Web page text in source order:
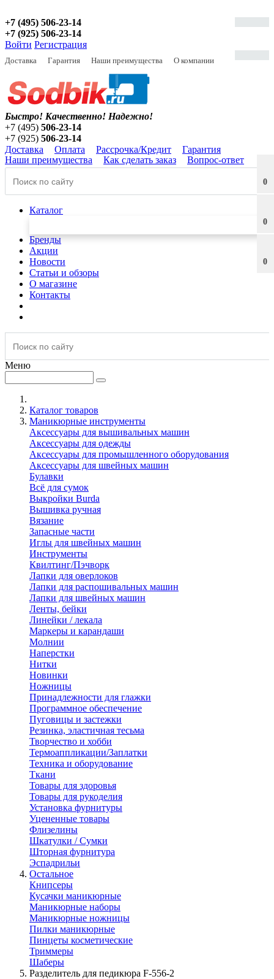
+7 (495) 506-23-14
+7 (925) 506-23-14
Войти Регистрация
Доставка Гарантия Наши преимущества О компании
0
0
0
Быстро! Качественно! Надежно!
+7 (495) 506-23-14
+7 (925) 506-23-14
Доставка
Оплата Рассрочка/Кредит
Гарантия
Наши преимущества
Как сделать заказ Вопрос-ответ
Каталог
Бренды
Акции
Новости
Статьи и обзоры
О магазине
Контакты
Меню
Каталог товаров
Маникюрные инструменты
Аксессуары для вышивальных машин
Аксессуары для одежды
Аксессуары для промышленного оборудования
Аксессуары для швейных машин
Булавки
Всё для сумок
Выкройки Burda
Вышивка ручная
Вязание
Запасные части
Иглы для швейных машин
Инструменты
Квилтинг/Пэчворк
Лапки для оверлоков
Лапки для распошивальных машин
Лапки для швейных машин
Ленты, бейки
Линейки / лекала
Маркеры и карандаши
Молнии
Наперстки
Нитки
Новинки
Ножницы
Принадлежности для глажки
Программное обеспечение
Пуговицы и застежки
Резинка, эластичная тесьма
Творчество и хобби
Термоаппликации/Заплатки
Техника и оборудование
Ткани
Товары для здоровья
Товары для рукоделия
Установка фурнитуры
Уцененные товары
Флизелины
Шкатулки / Сумки
Шторная фурнитура
Эспадрильи
Остальное
Книпсеры
Кусачки маникюрные
Маникюрные наборы
Маникюрные ножницы
Пилки маникюрные
Пинцеты косметические
Триммеры
Шаберы
Разделитель для педикюра F-556-2